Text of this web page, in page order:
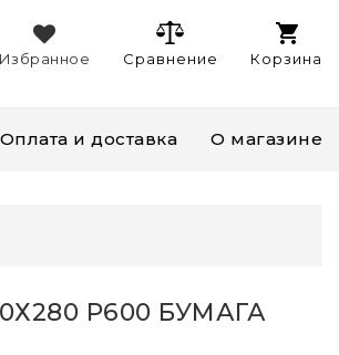
Корзина
Сравнение
Избранное
Оплата и доставка О магазине
Р600 БУМАГА